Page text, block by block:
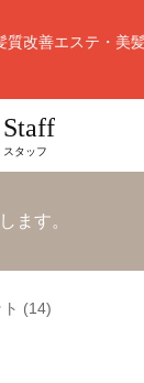
改善エステ・
Staff
スタッフ
ます。
(14)